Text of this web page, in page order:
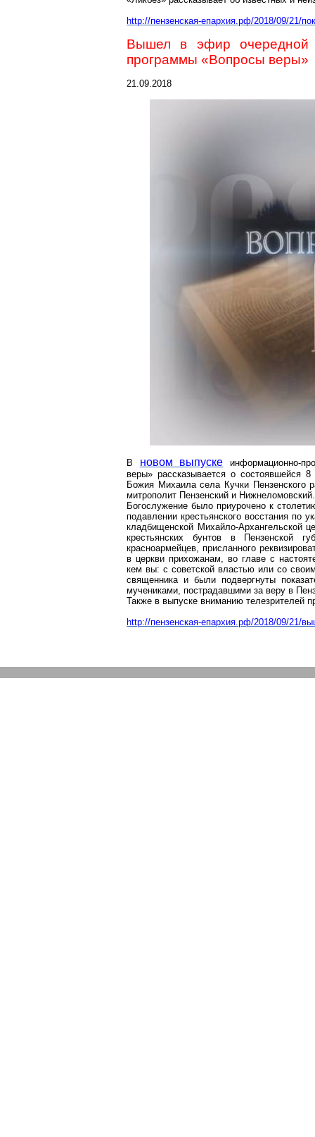
http://пензенская-епархия.рф/2018/09/21/
Вышел в эфир очередной
программы «Вопросы веры»
21.09.2018
В новом выпуске информационно-
веры» рассказывается о состоявшейся
Божия Михаила села Кучки Пензенского
митрополит Пензенский и Нижнеломовский.
Богослужение было приурочено к
подавлении крестьянского восстания по
кладбищенской Михайло-Архангельской
крестьянских бунтов в Пензенской
красноармейцев, присланного
в церкви прихожанам, во главе с
кем вы: с советской властью или со
священника и были подвергнуты
мучениками, пострадавшими за веру в
Также в выпуске вниманию телезрителей
http://пензенская-епархия.рф/2018/09/21/